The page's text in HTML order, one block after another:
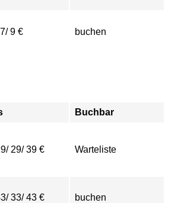
9 € buchen
Buchbar
29/ 39 € Warteliste
33/ 43 € buchen